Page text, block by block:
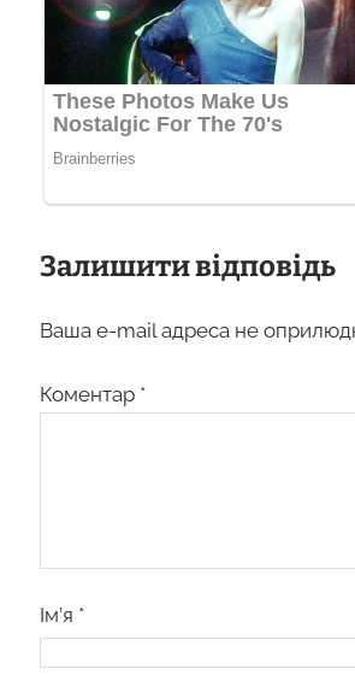
Залишити відповідь
Ваша e-mail адреса не
Коментар *
Ім’я *